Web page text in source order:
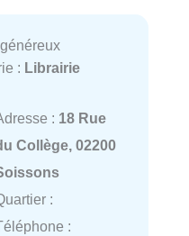
: Librairie
: 18 Rue
Collège, 02200
:
: